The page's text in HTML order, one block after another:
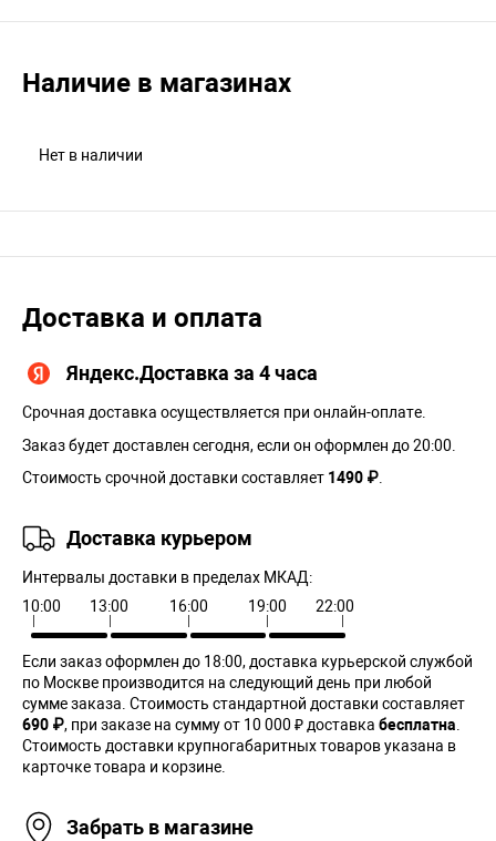
Наличие в магазинах
Нет в наличии
Доставка и оплата
Яндекс.Доставка за 4 часа
Срочная доставка осуществляется при онлайн-оплате.
Заказ будет доставлен сегодня, если он оформлен до 20:00.
Стоимость срочной доставки составляет 1490 ₽
Доставка курьером
Интервалы доставки в пределах МКАД:
10:00
13:00 16:00 19:00 22:00
Если заказ оформлен до 18:00, доставка курьерской службой
по Москве производится на следующий день при любой
сумме заказа. Cтоимость стандартной доставки составляет
690 ₽, при заказе на сумму от 10 000 ₽ доставка бесплатна
Стоимость доставки крупногабаритных товаров указана в
карточке товара и корзине.
Забрать в магазине